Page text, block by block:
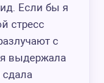
Если бы я
стресс
с
я выдержала
сдала